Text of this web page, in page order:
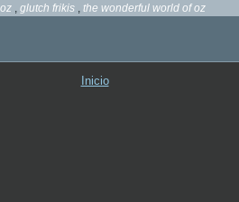
glutch frikis the wonderful world of oz
Inicio